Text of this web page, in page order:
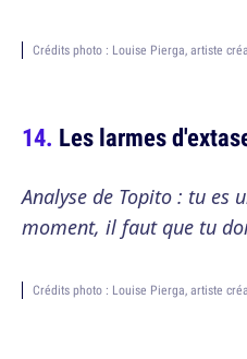
Crédits photo : Louise Pierga, artiste
Les larmes
Analyse de Topito : tu es
moment, il faut que tu
Crédits photo : Louise Pierga, artiste